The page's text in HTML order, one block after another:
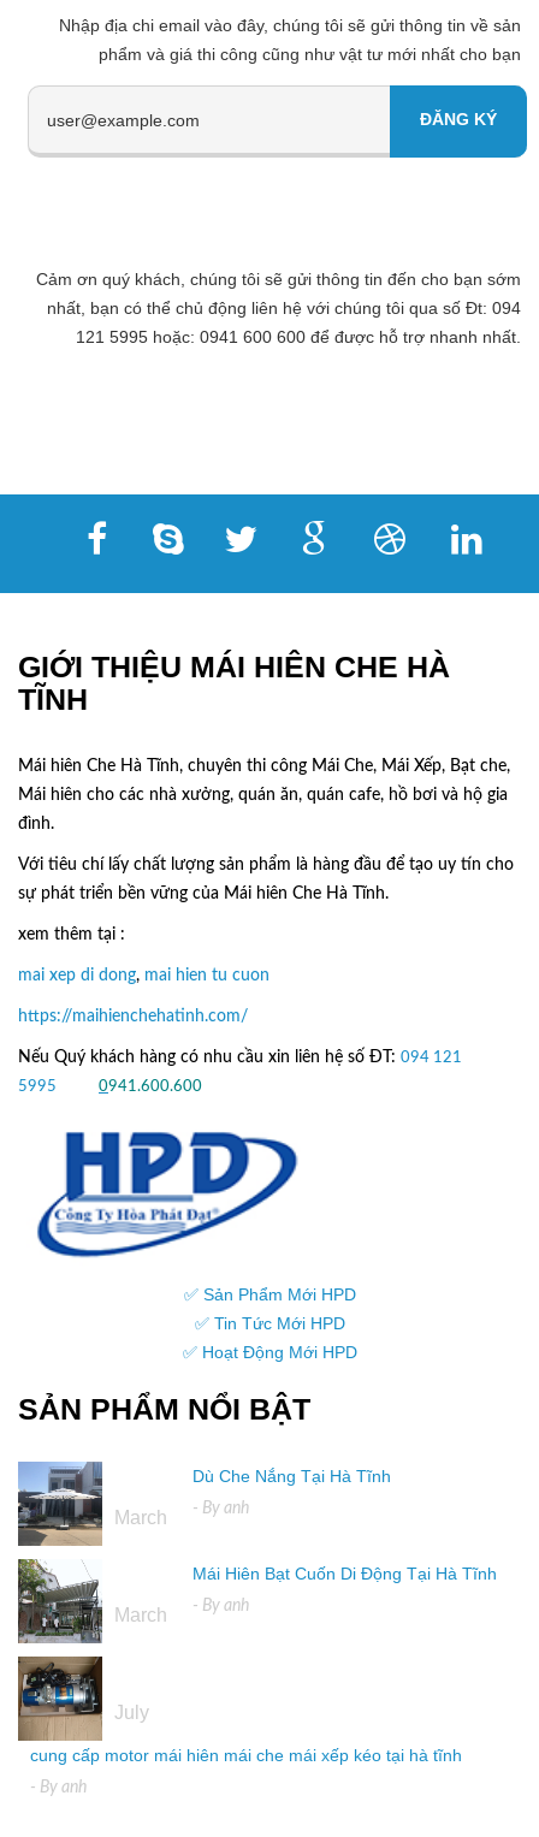
Nhập địa chi email vào đây, chúng tôi sẽ gửi thông tin về sản
phẩm và giá thi công cũng như vật tư mới nhất cho bạn
Cảm ơn quý khách, chúng tôi sẽ gửi thông tin đến cho bạn sớm
nhất, bạn có thể chủ động liên hệ với chúng tôi qua số Đt: 094
121 5995 hoặc: 0941 600 600 để được hỗ trợ nhanh nhất.
GIỚI THIỆU MÁI HIÊN CHE HÀ
TĨNH
Mái hiên Che Hà Tĩnh, chuyên thi công Mái Che, Mái Xếp, Bạt che,
Mái hiên cho các nhà xưởng, quán ăn, quán cafe, hồ bơi và hộ gia
đình.
Với tiêu chí lấy chất lượng sản phẩm là hàng đầu để tạo uy tín cho
sự phát triển bền vững của Mái hiên Che Hà Tĩnh.
xem thêm tại :
mai xep di dong, mai hien tu cuon
https://maihienchehatinh.com/
Nếu Quý khách hàng có nhu cầu xin liên hệ số ĐT: 094 121
5995
0941.600.600
✅ Sản Phẩm Mới HPD
✅ Tin Tức Mới HPD
✅ Hoạt Động Mới HPD
SẢN PHẨM NỔI BẬT
March
Dù Che Nắng Tại Hà Tĩnh
- By anh
March
Mái Hiên Bạt Cuốn Di Động Tại Hà Tĩnh
- By anh
July
cung cấp motor mái hiên mái che mái xếp kéo tại hà tĩnh
- By anh